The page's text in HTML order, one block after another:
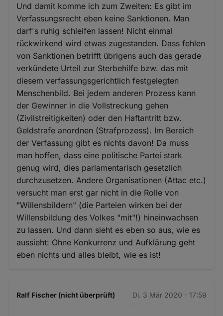
Und damit komme ich zum Zweiten: Es gibt im
Verfassungsrecht eben keine Sanktionen. Man
darf's ruhig schleifen lassen! Nicht einmal
rückwirkend wird etwas zugestanden. Dass fehlen
von Sanktionen betrifft übrigens auch das gerade
verkündete Urteil zur Sterbehilfe bzw. das mit
diesem verfassungsgerichtlich festgelegten
Menschenbild. Bei jedem anderen Prozess kann
der Gewinner in die Vollstreckung gehen
(Zivilstreitigkeiten) oder den Haftantritt bzw.
Geldstrafe anordnen (Strafprozess). Im Bereich
der Verfassung gibt es nichts davon! Da muss
man hoffen, dass eine politische Partei stark
genug wird, dies parlamentarisch gesetzlich
durchzusetzen. Andere Organisationen (Attac etc.)
versucht man erst gar nicht in die Rolle von
"Willensbildern" (die Parteien wirken bei der
Willensbildung des Volkes "mit"!) hineinwachsen
zu lassen. Und dann sieht es eben so aus, wie es
aussieht: Ohne Konkurrenz und Aufklärung geht
eben nichts und alles bleibt, wie es ist!
Ralf Fischer (nicht überprüft) Di. 3 Mär 2020 - 17:59